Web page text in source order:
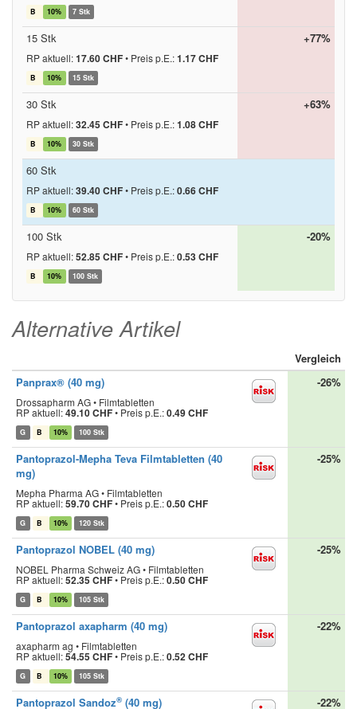
B 10% 7 Stk
15 Stk
RP aktuell:17.60 CHF• Preis p.E.:1.17 CHF
B 10% 15 Stk
+77%
30 Stk
RP aktuell:32.45 CHF• Preis p.E.:1.08 CHF
B 10% 30 Stk
+63%
60 Stk
RP aktuell:39.40 CHF• Preis p.E.:0.66 CHF
B 10% 60 Stk
100 Stk
RP aktuell:52.85 CHF• Preis p.E.:0.53 CHF
B 10% 100 Stk
-20%
Alternative Artikel
Vergleich
Panprax® (40 mg)
Drossapharm AG • Filmtabletten
RP aktuell:49.10 CHF• Preis p.E.:0.49 CHF
G B 10% 100 Stk
-26%
Pantoprazol-Mepha Teva Filmtabletten (40
mg)
Mepha Pharma AG • Filmtabletten
RP aktuell:59.70 CHF• Preis p.E.:0.50 CHF
G B 10% 120 Stk
-25%
Pantoprazol NOBEL (40 mg)
NOBEL Pharma Schweiz AG • Filmtabletten
RP aktuell:52.35 CHF• Preis p.E.:0.50 CHF
G B 10% 105 Stk
-25%
Pantoprazol axapharm (40 mg)
axapharm ag • Filmtabletten
RP aktuell:54.55 CHF• Preis p.E.:0.52 CHF
G B 10% 105 Stk
-22%
Pantoprazol Sandoz® (40 mg) -22%